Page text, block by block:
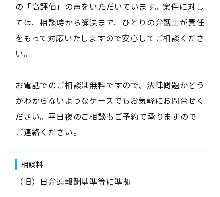
の「高評価」の声をいただいています。案件に対し
ては、相談時から解決まで、ひとりの弁護士が責任
をもって対応いたしますので安心してご相談くださ
い。
お電話でのご相談は無料ですので、法律問題かどう
かわからないようなケースでもお気軽にお問合せく
ださい。平日夜のご相談もご予約で承りますので
ご連絡ください。
相談料
（旧）日弁連報酬基準等に準拠